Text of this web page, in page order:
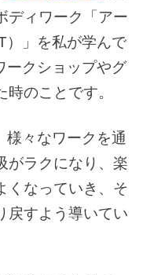
ディワーク「アー
）」を私が学んで
ークショップやグ
のことです。
様々なワークを通
がラクになり、楽
くなっていき、そ
戻すよう導いてい